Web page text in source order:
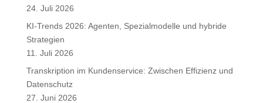
24. Juli 2026
KI-Trends 2026: Agenten, Spezialmodelle und hybride
Strategien
11. Juli 2026
Transkription im Kundenservice: Zwischen Effizienz und
Datenschutz
27. Juni 2026